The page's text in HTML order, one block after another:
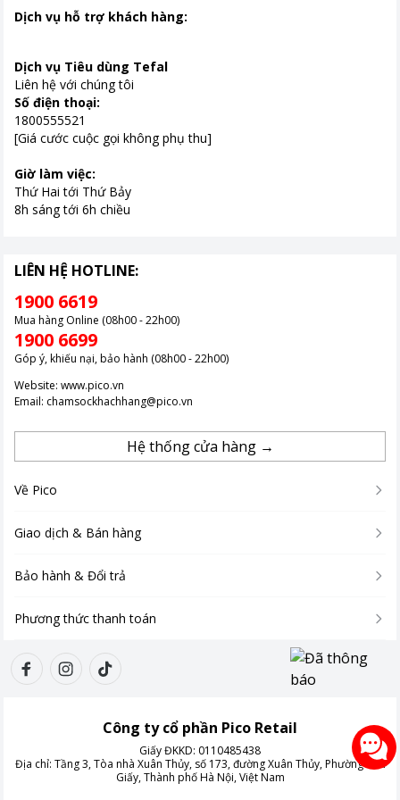
Dịch vụ hỗ trợ khách hàng:
Dịch vụ Tiêu dùng Tefal
Liên hệ với chúng tôi
Số điện thoại:
1800555521
[Giá cước cuộc gọi không phụ thu]
Giờ làm việc:
Thứ Hai tới Thứ Bảy
8h sáng tới 6h chiều
LIÊN HỆ HOTLINE:
1900 6619
Mua hàng Online (08h00 - 22h00)
1900 6699
Góp ý, khiếu nại, bảo hành (08h00 - 22h00)
Website: www.pico.vn
Email: chamsockhachhang@pico.vn
Hệ thống cửa hàng →
Về Pico
Giao dịch & Bán hàng
Bảo hành & Đổi trả
Phương thức thanh toán
Công ty cổ phần Pico Retail
Giấy ĐKKD: 0110485438
Địa chỉ: Tầng 3, Tòa nhà Xuân Thủy, số 173, đường Xuân Thủy, Phường Cầu
Giấy, Thành phố Hà Nội, Việt Nam